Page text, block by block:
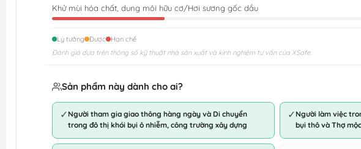
Khử mùi hóa chất, dung môi hữu cơ/Hơi sương gốc dầu
Lý tưởng Được
Hạn chế
Đánh giá dựa trên thông số kỹ thuật nhà sản xuất và kinh nghiệm tư vấn của XSafe.
Sản phẩm này dành cho ai?
✓ Người tham gia giao thông hàng ngày và Di chuyển
trong đô thị khói bụi ô nhiễm, công trường xây dựng
✓ Người làm việc
bụi thô và Thợ